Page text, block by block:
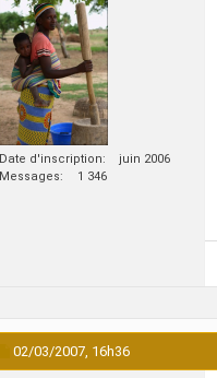
Date d'inscription
juin 2006
Messages
1 346
02/03/2007, 16h36